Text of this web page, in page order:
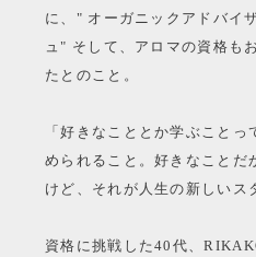
に、" オーガニックアドバイ
ュ" そして、アロマの資格も
たとのこと。
「好きなこととか学ぶこと
められること。好きなことだ
けど、それが人生の新しいス
資格に挑戦した40代、